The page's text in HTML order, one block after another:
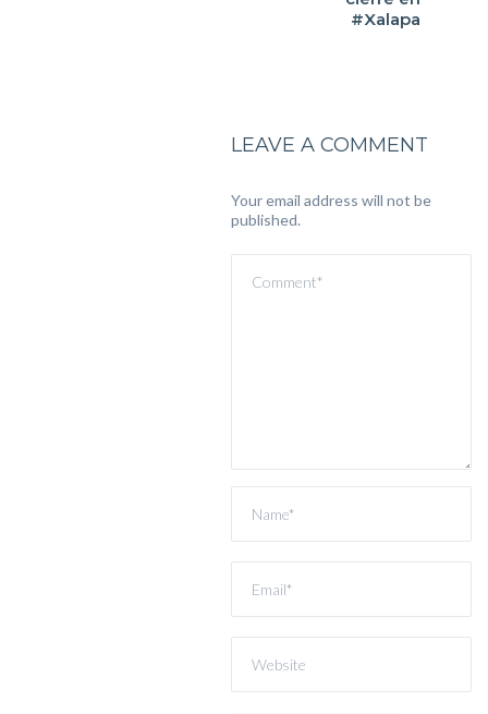
#Xalapa
LEAVE A COMMENT
Your email address will not be
published.